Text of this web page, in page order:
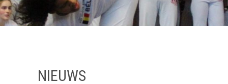
NIEUWS